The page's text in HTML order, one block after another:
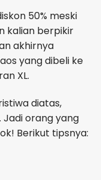
50% meski
kalian berpikir
akhirnya
yang dibeli ke
XL.
diatas,
orang yang
Berikut tipsnya: